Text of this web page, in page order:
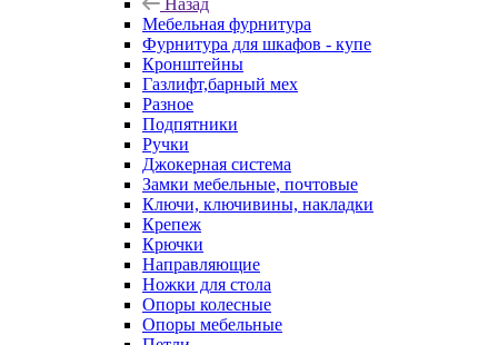
Назад
Мебельная фурнитура
Фурнитура для шкафов - купе
Кронштейны
Газлифт,барный мех
Разное
Подпятники
Ручки
Джокерная система
Замки мебельные, почтовые
Ключи, ключивины, накладки
Крепеж
Крючки
Направляющие
Ножки для стола
Опоры колесные
Опоры мебельные